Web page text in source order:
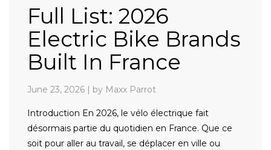
Full List: 2026
Electric Bike Brands
Built In France
June 23, 2026 | by Maxx Parrot
Introduction En 2026, le vélo électrique fait
désormais partie du quotidien en France. Que ce
soit pour aller au travail, se déplacer en ville ou